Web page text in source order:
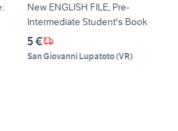
New ENGLISH FILE, Pre-
Intermediate Student's Book
5 €
San Giovanni Lupatoto(VR)